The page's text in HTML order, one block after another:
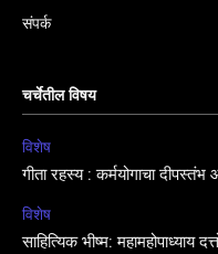
संपर्क
चर्चेतील विषय
विशेष
गीता रहस्य : कर्मयोगाचा दीपस्तंभ
विशेष
साहित्यिक भीष्म: महामहोपाध्याय